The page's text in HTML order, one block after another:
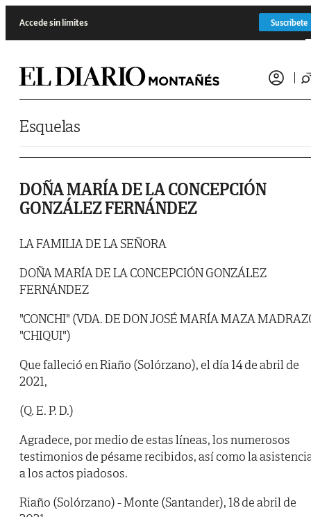
Accede sin límites Suscríbete
Esquelas
DOÑA MARÍA DE LA CONCEPCIÓN
GONZÁLEZ FERNÁNDEZ
LA FAMILIA DE LA SEÑORA
DOÑA MARÍA DE LA CONCEPCIÓN GONZÁLEZ
FERNÁNDEZ
"CONCHI" (VDA. DE DON JOSÉ MARÍA MAZA
"CHIQUI")
Que falleció en Riaño (Solórzano), el día 14 de abril de
2021,
(Q. E. P. D.)
Agradece, por medio de estas líneas, los numerosos
testimonios de pésame recibidos, así como la
a los actos piadosos.
Riaño (Solórzano) - Monte (Santander), 18 de abril de